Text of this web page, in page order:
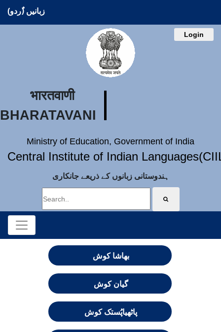
زبانیں (ُردو)
Login
भारतवाणी
BHARATAVANI
Ministry of Education, Government of India
Central Institute of Indian
ہندوستانی زبانوں کے ذریعے جانکاری
بھاشا کوش
گیان کوش
پاٹھیاپُستک کوش